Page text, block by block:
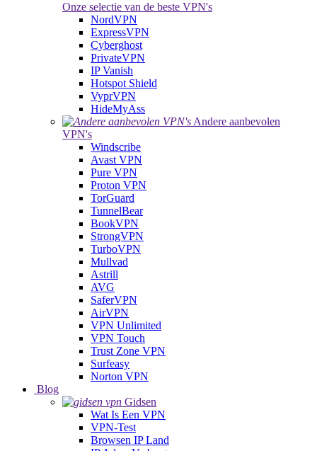
Onze selectie van de beste VPN's
NordVPN
ExpressVPN
Cyberghost
PrivateVPN
IP Vanish
Hotspot Shield
VyprVPN
HideMyAss
Andere aanbevolen
VPN's
Windscribe
Avast VPN
Pure VPN
Proton VPN
TorGuard
TunnelBear
BookVPN
StrongVPN
TurboVPN
Mullvad
Astrill
AVG
SaferVPN
AirVPN
VPN Unlimited
VPN Touch
Trust Zone VPN
Surfeasy
Norton VPN
Blog
Gidsen
Wat Is Een VPN
VPN-Test
Browsen IP Land